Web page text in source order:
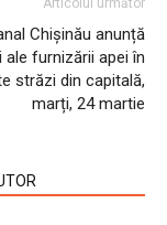
Articolul următor
Chișinău anunță
ale furnizării apei în
străzi din capitală,
marți, 24 martie